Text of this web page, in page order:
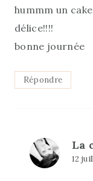
hummm un
délice!!!!
bonne journée
Répondre
La
12